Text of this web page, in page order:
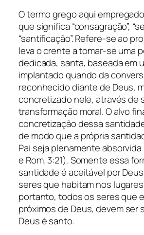
O termo grego aqui
que significa “consagração”,
“santificação”. Refere-se ao
leva o crente a tomar-se uma
dedicada, santa, baseada em
implantado quando da
reconhecido diante de Deus,
concretizado nele, através de
transformação moral. O alvo
concretização dessa
de modo que a própria
Pai seja plenamente
e Rom. 3:21). Somente essa
santidade é aceitável por
seres que habitam nos
portanto, todos os seres que
próximos de Deus, devem ser
Deus é santo.